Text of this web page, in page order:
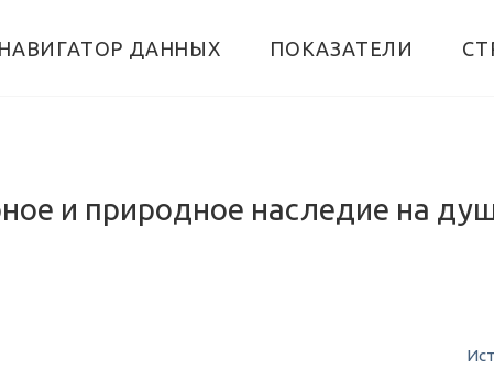
НАВИГАТОР ДАННЫХ ПОКАЗАТЕЛИ
и природное наследие на